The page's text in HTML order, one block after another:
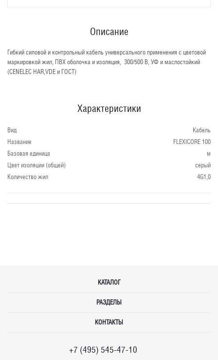
Описание
Гибкий силовой и контрольный кабель универсального применения с цветовой
маркировкой жил, ПВХ оболочка и изоляция, 300/500 В, УФ и маслостойкий
(CENELEC HAR,VDE и ГОСТ)
Характеристики
Вид
Кабель
Название
FLEXICORE 100
Базовая единица
м
Цвет изоляции (общей)
серый
Количество жил
4G1,0
КАТАЛОГ
РАЗДЕЛЫ
КОНТАКТЫ
+7 (495) 545-47-10